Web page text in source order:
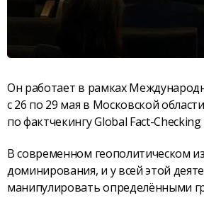
Он работает в рамках
с 26 по 29 мая в Московской
по фактчекингу Global Fact-
В современном геополитическом
доминирования, и у всей этой
манипулировать определёнными